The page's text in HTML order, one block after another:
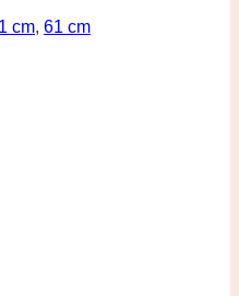
cm, 61 cm